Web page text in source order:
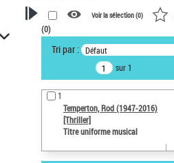
VOTRE RECHERCHE
Recherche avancée dans les
notices d’autorité
Œuvres liées à l'auteur :
Temperton, Rod (1947-2016)
Auteur d’œuvre
Voir la sélection (0)
(0)
Tri par : Défaut
sur 1
1
Temperton, Rod (1947-2016)
[Thriller]
Titre uniforme musical